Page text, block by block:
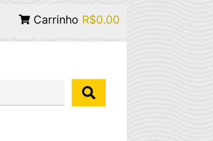
Carrinho R$0.00